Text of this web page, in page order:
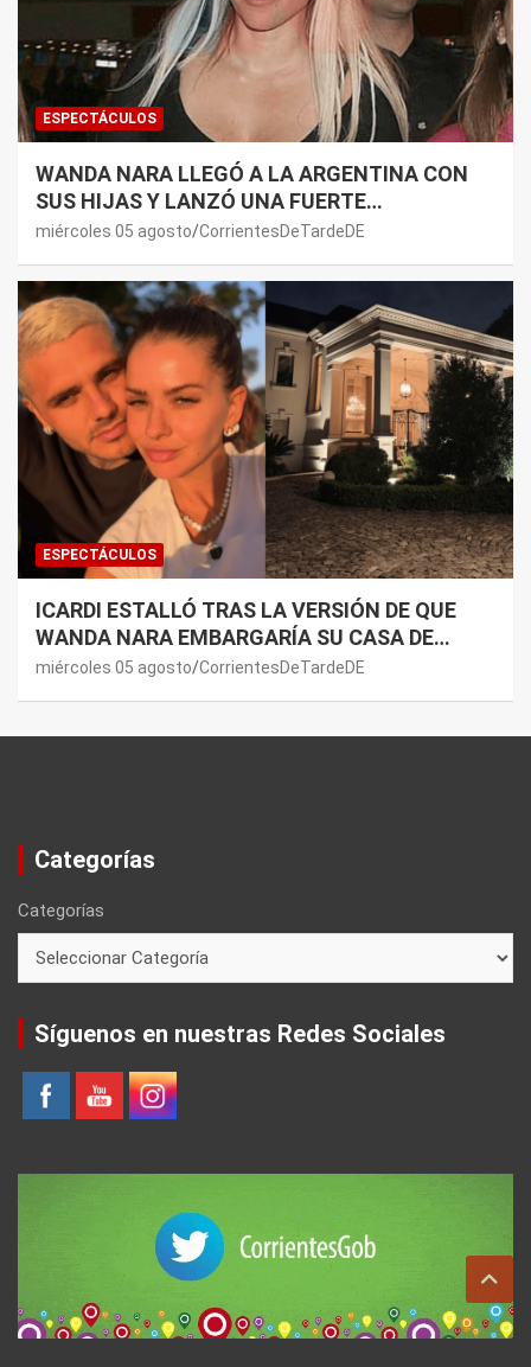
ESPECTÁCULOS
WANDA NARA LLEGÓ A LA ARGENTINA CON
SUS HIJAS Y LANZÓ UNA FUERTE
PREMONICIÓN SOBRE MAURO ICARDI
miércoles 05 agosto CorrientesDeTardeDE
ESPECTÁCULOS
ICARDI ESTALLÓ TRAS LA VERSIÓN DE QUE
WANDA NARA EMBARGARÍA SU CASA DE
NORDELTA: “NECESITAN RASCAR DE ALGÚN
miércoles 05 agosto CorrientesDeTardeDE
Categorías
Categorías
Síguenos en nuestras Redes Sociales